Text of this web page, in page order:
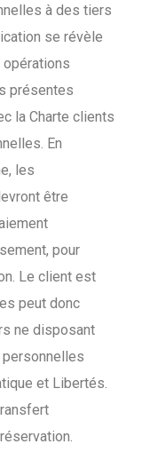
à des tiers
se révèle
présentes
la Charte clients
En
les
être
pour
Le client est
peut donc
ne disposant
personnelles
et Libertés.